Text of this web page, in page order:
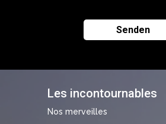
Les incontournables
Nos merveilles